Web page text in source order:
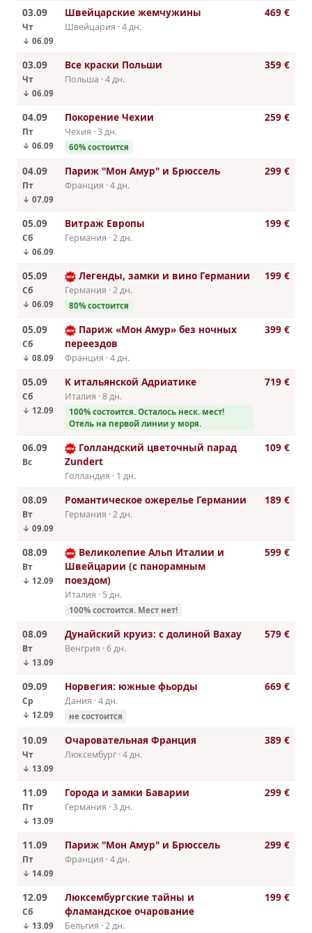
03.09
Чт
↓ 06.09
Швейцарские жемчужины
Швейцария · 4 дн.
469 €
03.09
Чт
↓ 06.09
Все краски Польши
Польша · 4 дн.
359 €
04.09
Пт
↓ 06.09
Покорение Чехии
Чехия · 3 дн.
60% состоится
259 €
04.09
Пт
↓ 07.09
Париж "Мон Амур" и Брюссель
Франция · 4 дн.
299 €
05.09
Сб
↓ 06.09
Витраж Европы
Германия · 2 дн.
199 €
05.09
Сб
↓ 06.09
Легенды, замки и вино Германии
Германия · 2 дн.
80% состоится
199 €
05.09
Сб
↓ 08.09
Париж «Мон Амур» без ночных
переездов
Франция · 4 дн.
399 €
05.09
Сб
↓ 12.09
К итальянской Адриатике
Италия · 8 дн.
100% cостоится. Осталось неск. мест!
Отель на первой линии у моря.
719 €
06.09
Вс
Голландский цветочный парад
Zundert
Голландия · 1 дн.
109 €
08.09
Вт
↓ 09.09
Романтическое ожерелье Германии
Германия · 2 дн.
189 €
08.09
Вт
↓ 12.09
Великолепие Альп Италии и
Швейцарии (с панорамным
поездом)
Италия · 5 дн.
100% cостоится. Мест нет!
599 €
08.09
Вт
↓ 13.09
Дунайский круиз: с долиной Вахау
Венгрия · 6 дн.
579 €
09.09
Ср
↓ 12.09
Норвегия: южные фьорды
Дания · 4 дн.
не состоится
669 €
10.09
Чт
↓ 13.09
Очаровательная Франция
Люксембург · 4 дн.
389 €
11.09
Пт
↓ 13.09
Города и замки Баварии
Германия · 3 дн.
299 €
11.09
Пт
↓ 14.09
Париж "Мон Амур" и Брюссель
Франция · 4 дн.
299 €
12.09
Сб
↓ 13.09
Люксембургские тайны и
фламандское очарование
Бельгия · 2 дн.
199 €